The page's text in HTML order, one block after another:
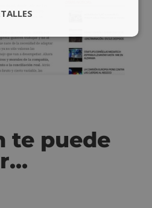
te puede